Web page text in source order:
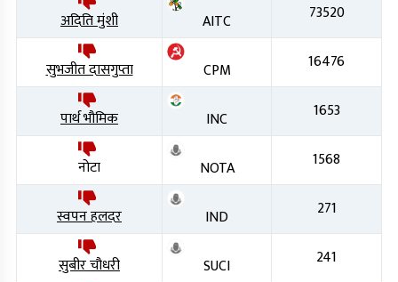
अदिति मुंशी AITC 73520
सुभजीत दासगुप्ता CPM 16476
पार्थ भौमिक INC 1653
नोटा NOTA 1568
स्वपन हलदर IND 271
सुबीर चौधरी SUCI 241